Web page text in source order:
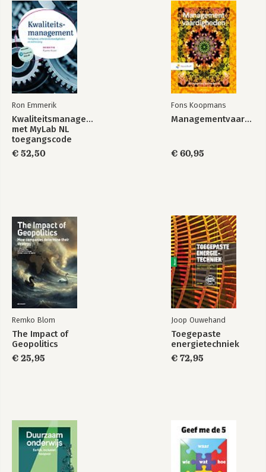
Ron Emmerik
Kwaliteitsmanagement,
met MyLab NL
toegangscode
€ 52,50
Fons Koopmans
Managementvaardigheden
€ 60,95
Remko Blom
The Impact of
Geopolitics
€ 25,95
Joop Ouwehand
Toegepaste
energietechniek
€ 72,95